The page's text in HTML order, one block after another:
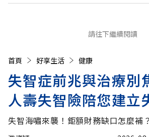
請往下繼續閱讀
首頁 好享生活 健康
失智症前兆與治療別
人壽失智險陪您建立
失智海嘯來襲！鉅額財務缺口怎麼補？